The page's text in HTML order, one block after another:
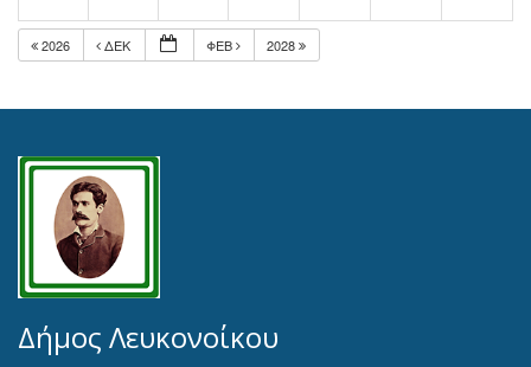
2026 ΔΕΚ ΦΕΒ 2028
Δήμος Λευκονοίκου